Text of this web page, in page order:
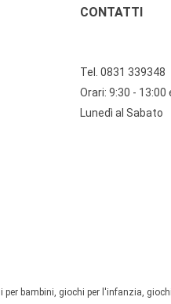
CONTATTI
Tel. 0831 339348
Orari: 9:30 - 13:00
Lunedì al Sabato
bambini, giochi per l'infanzia,